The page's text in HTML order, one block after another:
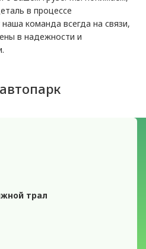
в процессе
команда всегда на связи,
в надежности и
трал